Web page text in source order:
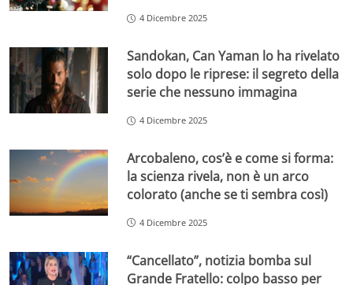
4 Dicembre 2025
Sandokan, Can Yaman lo ha rivelato
solo dopo le riprese: il segreto della
serie che nessuno immagina
4 Dicembre 2025
Arcobaleno, cos’è e come si forma:
la scienza rivela, non è un arco
colorato (anche se ti sembra così)
4 Dicembre 2025
“Cancellato”, notizia bomba sul
Grande Fratello: colpo basso per